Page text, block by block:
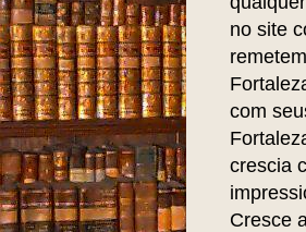
no site
com
crescia
Cresce